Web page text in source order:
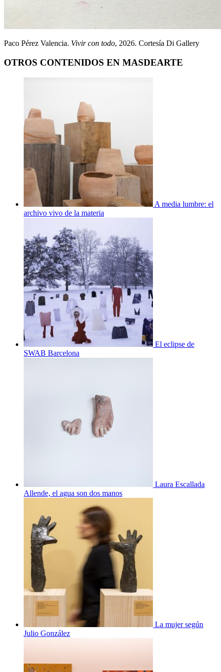
Paco Pérez Valencia. Vivir con todo, 2026. Cortesía Di Gallery
OTROS CONTENIDOS EN MASDEARTE
A media lumbre: el
archivo vivo de la materia
El eclipse de
SWAB Barcelona
Laura Escallada
Allende, el agua son dos manos
La mujer según
Julio González